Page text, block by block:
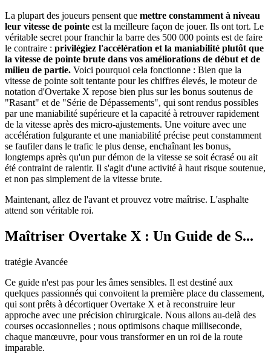
La plupart des joueurs pensent que mettre constamment à niveau
leur vitesse de pointe est la meilleure façon de jouer. Ils ont tort. Le
véritable secret pour franchir la barre des 500 000 points est de faire
le contraire : privilégiez l'accélération et la maniabilité plutôt que
la vitesse de pointe brute dans vos améliorations de début et de
milieu de partie. Voici pourquoi cela fonctionne : Bien que la
vitesse de pointe soit tentante pour les chiffres élevés, le moteur de
notation d'Overtake X repose bien plus sur les bonus soutenus de
"Rasant" et de "Série de Dépassements", qui sont rendus possibles
par une maniabilité supérieure et la capacité à retrouver rapidement
de la vitesse après des micro-ajustements. Une voiture avec une
accélération fulgurante et une maniabilité précise peut constamment
se faufiler dans le trafic le plus dense, enchaînant les bonus,
longtemps après qu'un pur démon de la vitesse se soit écrasé ou ait
été contraint de ralentir. Il s'agit d'une activité à haut risque soutenue,
et non pas simplement de la vitesse brute.
Maintenant, allez de l'avant et prouvez votre maîtrise. L'asphalte
attend son véritable roi.
Maîtriser Overtake X : Un Guide de S...
tratégie Avancée
Ce guide n'est pas pour les âmes sensibles. Il est destiné aux
quelques passionnés qui convoitent la première place du classement,
qui sont prêts à décortiquer Overtake X et à reconstruire leur
approche avec une précision chirurgicale. Nous allons au-delà des
courses occasionnelles ; nous optimisons chaque milliseconde,
chaque manœuvre, pour vous transformer en un roi de la route
imparable.